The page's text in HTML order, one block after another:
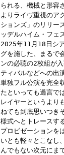
られる、機械と形容
よりライヴ重視のア
ションズ」のリリー
ッデルハイム・フェ
2025年11月18日シ
グを施した、まるで
ンの必聴の2枚組が
ティバルなどへの出
単独フル公演を完全
たといっても過言で
レイヤーというより
ねても到底思いつき
様式へとトレースす
プロビゼーションを
いとも軽々とこなし
んでもない次元にま